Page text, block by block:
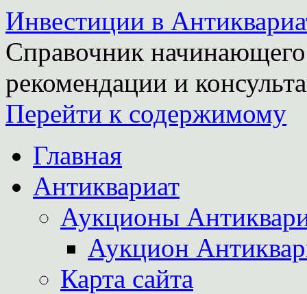
Инвестиции в
Справочник
рекомендации и
Перейти к содержимому
Главная
Антиквариат
Аукционы
Аукцион
Карта сайта